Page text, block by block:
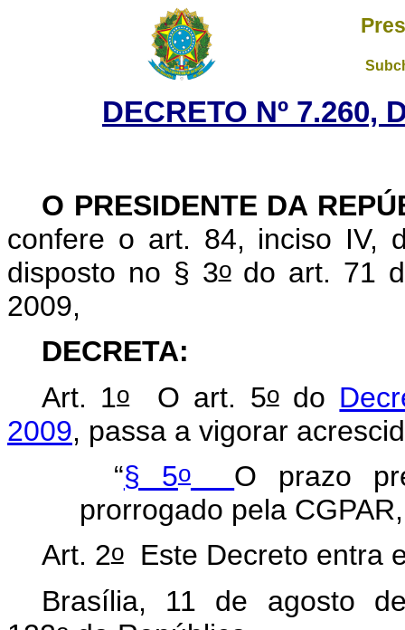
DECRETO Nº 7.260,
O PRESIDENTE DA
confere o art. 84, inciso IV,
disposto no § 3odo art. 71
2009,
DECRETA:
Art. 1oO art. 5o do
2009, passa a vigorar
“§ 5o
O prazo
prorrogado pela
Art. 2oEste Decreto entra
Brasília, 11 de agosto